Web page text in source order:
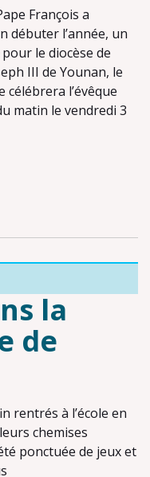
François a
débuter l’année, un
le diocèse de
III de Younan, le
célébrera l’évêque
matin le vendredi 3
la
de
rentrés à l’école en
chemises
ponctuée de jeux et